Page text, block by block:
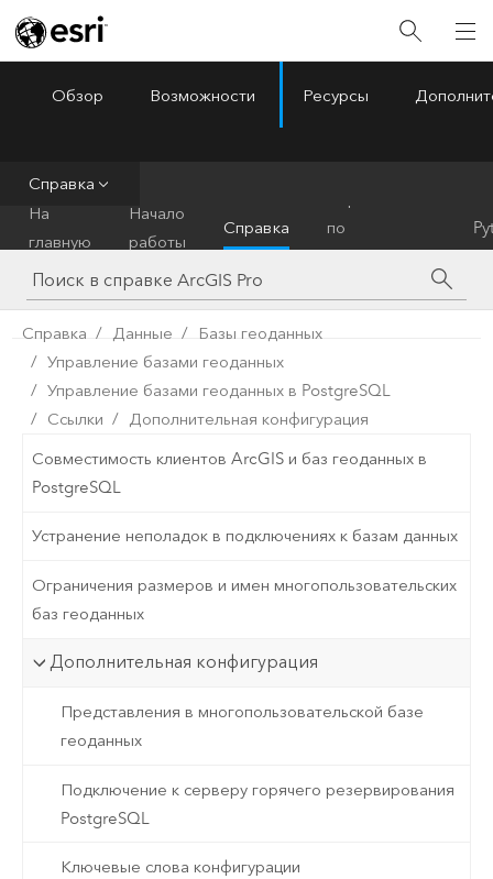
ArcGIS Pro
Обзор Возможности Ресурсы
Справка
На
главную
Начало
работы
Справка
по
инструментам
Справка Данные
Базы геоданных
Управление базами геоданных
Управление базами геоданных в PostgreSQL
Ссылки
Дополнительная конфигурация
Совместимость клиентов ArcGIS и баз геоданных в
PostgreSQL
Устранение неполадок в подключениях к базам данных
Ограничения размеров и имен многопользовательских
баз геоданных
Дополнительная конфигурация
Представления в многопользовательской базе
геоданных
Подключение к серверу горячего резервирования
PostgreSQL
Ключевые слова конфигурации